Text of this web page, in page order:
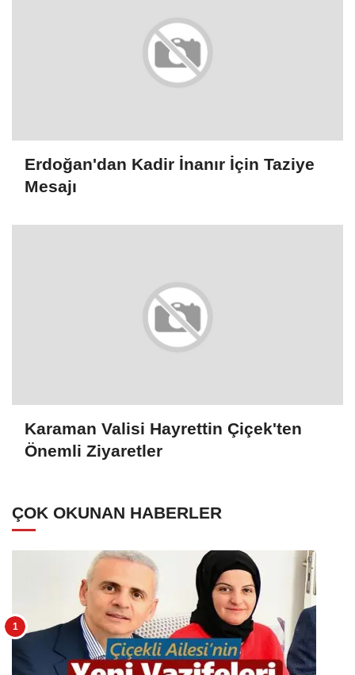
Erdoğan'dan Kadir İnanır İçin Taziye
Mesajı
Karaman Valisi Hayrettin Çiçek'ten
Önemli Ziyaretler
ÇOK OKUNAN HABERLER